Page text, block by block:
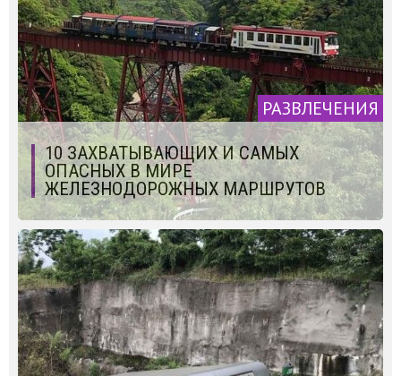
РАЗВЛЕЧЕНИЯ
10 ЗАХВАТЫВАЮЩИХ И САМЫХ
ОПАСНЫХ В МИРЕ
ЖЕЛЕЗНОДОРОЖНЫХ МАРШРУТОВ